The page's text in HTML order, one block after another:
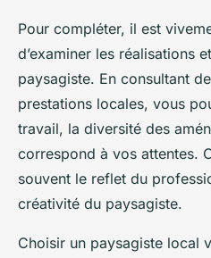
Pour compléter, il est
d’examiner les réalisations
paysagiste. En consultant
prestations locales, vous
travail, la diversité des
correspond à vos attentes.
souvent le reflet du
créativité du paysagiste.
Choisir un paysagiste local